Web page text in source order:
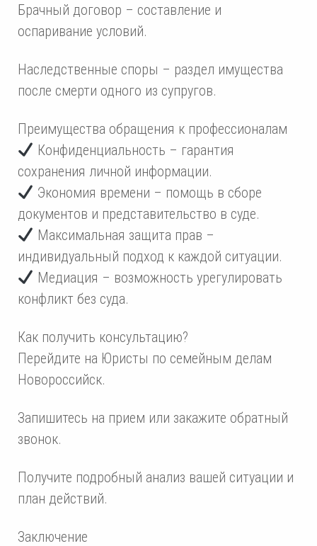
Брачный договор – составление и
оспаривание условий.
Наследственные споры – раздел имущества
после смерти одного из супругов.
Преимущества обращения к профессионалам
Конфиденциальность – гарантия
сохранения личной информации.
Экономия времени – помощь в сборе
документов и представительство в суде.
Максимальная защита прав –
индивидуальный подход к каждой ситуации.
Медиация – возможность урегулировать
конфликт без суда.
Как получить консультацию?
Перейдите на Юристы по семейным делам
Новороссийск.
Запишитесь на прием или закажите обратный
звонок.
Получите подробный анализ вашей ситуации и
план действий.
Заключение